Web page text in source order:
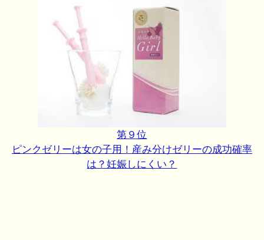
第９位
ピンクゼリーは女の子用！産み分けゼリーの成功確率
は？妊娠しにくい？